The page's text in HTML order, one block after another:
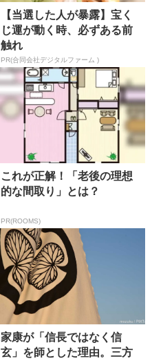
【当選した人が暴露】宝く
じ運が動く時、必ずある前
触れ
PR(合同会社デジタルファーム )
これが正解！「老後の理想
的な間取り」とは？
PR(ROOMS)
家康が「信長ではなく信
玄」を師とした理由。三方